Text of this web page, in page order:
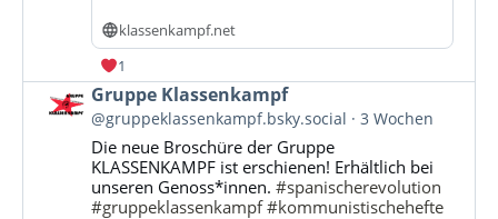
klassenkampf.net
1
Beitrag
von
Gruppe
Klassenkampf
Bluesky
Gruppe Klassenkampf
@gruppeklassenkampf.bsky.social 3 Wochen
Die neue Broschüre der Gruppe
KLASSENKAMPF ist erschienen! Erhältlich bei
unseren Genoss*innen.#spanischerevolution
#gruppeklassenkampf #kommunistischehefte